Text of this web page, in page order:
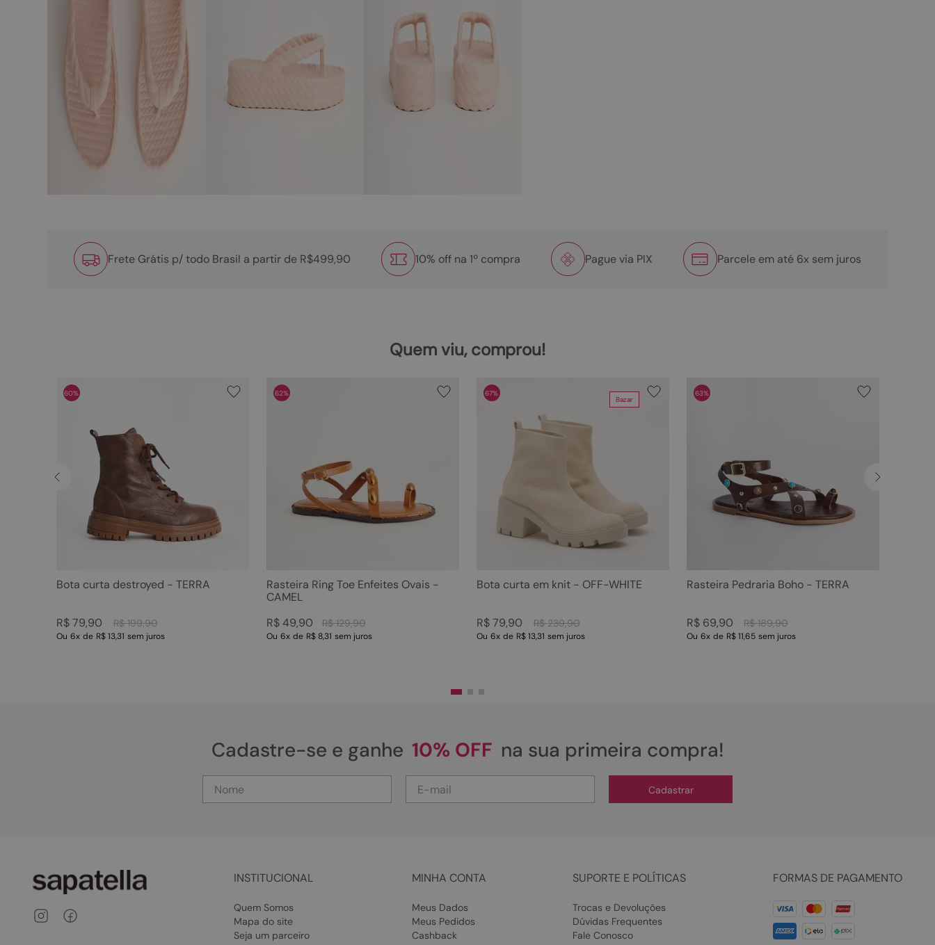
Frete Grátis p/ todo Brasil a partir de R$499,90 10% off na 1º compra Pague via PIX Parcele em até 6x sem juros
Quem viu, comprou!
60%
Bota curta destroyed - TERRA
R$ 199,90
R$ 79,90
Ou 6x de R$ 13,31 sem juros
62%
Rasteira Ring Toe Enfeites Ovais -
CAMEL
R$ 129,90
R$ 49,90
Ou 6x de R$ 8,31 sem juros
Bazar
67%
Bota curta em knit - OFF-WHITE
R$ 239,90
R$ 79,90
Ou 6x de R$ 13,31 sem juros
63%
Rasteira Pedraria Boho - TERRA
R$ 189,90
R$ 69,90
Ou 6x de R$ 11,65 sem juros
Cadastre-se e ganhe 10% OFF na sua primeira compra!
Cadastrar
INSTITUCIONAL
Quem Somos
Mapa do site
Seja um parceiro
MINHA CONTA
Meus Dados
Meus Pedidos
Cashback
SUPORTE E POLÍTICAS
Trocas e Devoluções
Dúvidas Frequentes
Fale Conosco
FORMAS DE PAGAMENTO